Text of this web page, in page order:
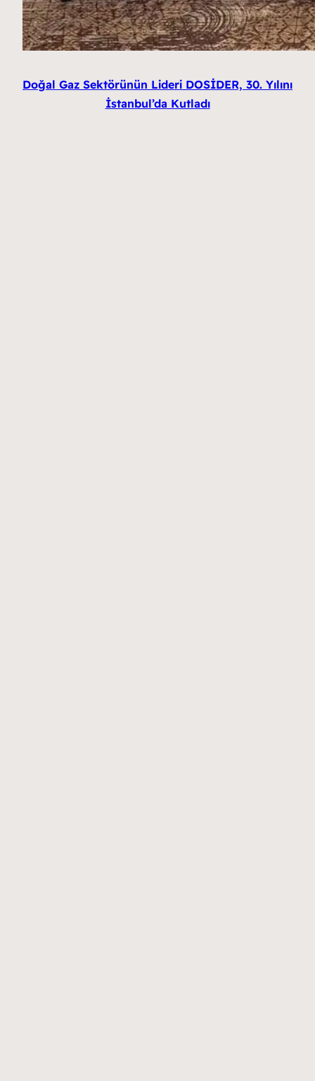
Doğal Gaz Sektörünün Lideri DOSİDER, 30. Yılını
İstanbul’da Kutladı